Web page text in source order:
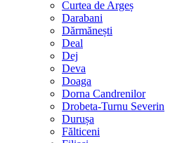
Curtea de Argeș
Darabani
Dărmănești
Deal
Dej
Deva
Doaga
Dorna Candrenilor
Drobeta-Turnu Severin
Durușa
Fălticeni